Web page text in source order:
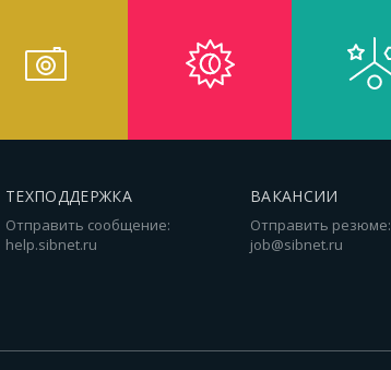
ТЕХПОДДЕРЖКА
Отправить сообщение:
help.sibnet.ru
ВАКАНСИИ
Отправить резюме:
job@sibnet.ru